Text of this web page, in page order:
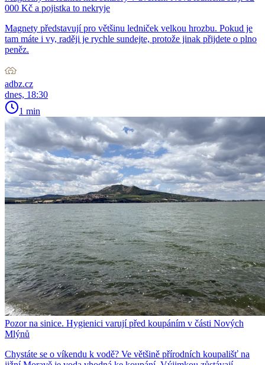
000 Kč a pojistka to nekryje
Magnety představují pro většinu ledniček velkou hrozbu. Pokud je
tam máte i vy, raději je rychle sundejte, protože jinak přijdete o plno
peněz.
adbz.cz
dnes, 18:30
1 min
Pozor na sinice. Hygienici varují před koupáním v části Nových
Mlýnů
Chystáte se o víkendu k vodě? Ve většině přírodních koupališť na